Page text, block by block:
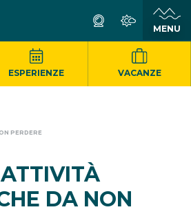
ESPERIENZE VACANZE
PERDERE
DA NON